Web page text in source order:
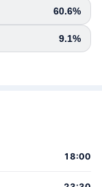
60.6%
9.1%
18:00